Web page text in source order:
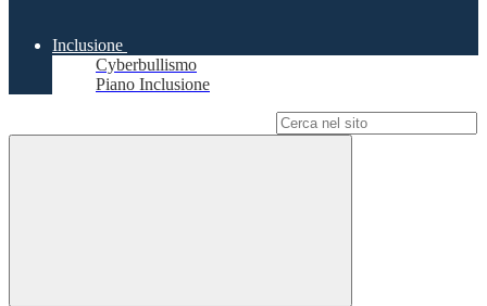
Inclusione
Cyberbullismo
Piano Inclusione